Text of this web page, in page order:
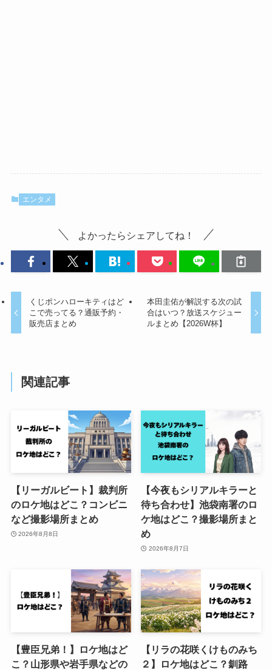
エンタメ
よかったらシェアしてね！
くじポンハローキティはど
こで売ってる？通販予約・
販売店まとめ
本田圭佑が解説する次の試
合はいつ？放送スケジュー
ルまとめ【2026W杯】
関連記事
【リーガルビート】裁判所
のロケ地はどこ？コンビニ
など撮影場所まとめ
2026年8月8日
【今夜もシリアルキラーと
待ち合わせ】池袋南署のロ
ケ地はどこ？撮影場所まと
め
2026年8月7日
【豊臣兄弟！】ロケ地はど
こ？山形県や岩手県などの
【リラの花咲くけものみち
２】ロケ地はどこ？釧路